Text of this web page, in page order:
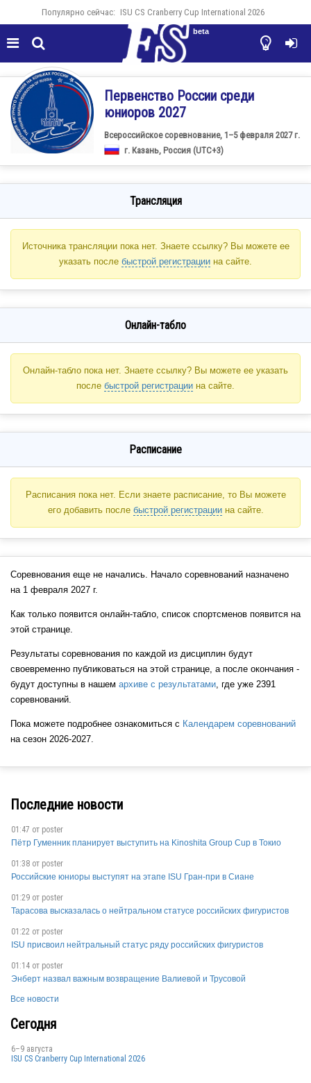
Популярно сейчас: ISU CS Cranberry Cup International 2026
  

beta
Первенство России среди
юниоров 2027
Всероссийское соревнование, 1–5 февраля 2027 г.
г. Казань, Россия (UTC+3)
Трансляция
Источника трансляции пока нет. Знаете ссылку? Вы можете ее
указать после быстрой регистрации на сайте.
Онлайн-табло
Онлайн-табло пока нет. Знаете ссылку? Вы можете ее указать
после быстрой регистрации на сайте.
Расписание
Расписания пока нет. Если знаете расписание, то Вы можете
его добавить после быстрой регистрациина сайте.
Соревнования еще не начались. Начало соревнований назначено
на 1 февраля 2027 г.
Как только появится онлайн-табло, список спортсменов появится на
этой странице.
Результаты соревнования по каждой из дисциплин будут
своевременно публиковаться на этой странице, а после окончания -
будут доступны в нашем архиве с результатами, где уже 2391
соревнований.
Пока можете подробнее ознакомиться с Календарем соревнований
на сезон 2026-2027.
Последние новости
01:47 от poster
Пётр Гуменник планирует выступить на Kinoshita Group Cup в Токио
01:38 от poster
Российские юниоры выступят на этапе ISU Гран-при в Сиане
01:29 от poster
Тарасова высказалась о нейтральном статусе российских фигуристов
01:22 от poster
ISU присвоил нейтральный статус ряду российских фигуристов
01:14 от poster
Энберт назвал важным возвращение Валиевой и Трусовой
Все новости
Сегодня
6–9 августа
ISU CS Cranberry Cup International 2026